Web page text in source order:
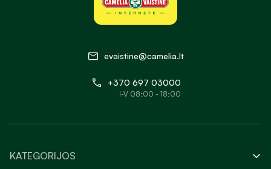
evaistine@camelia.lt
+370 697 03000
I-V 08:00 - 18:00
KATEGORIJOS